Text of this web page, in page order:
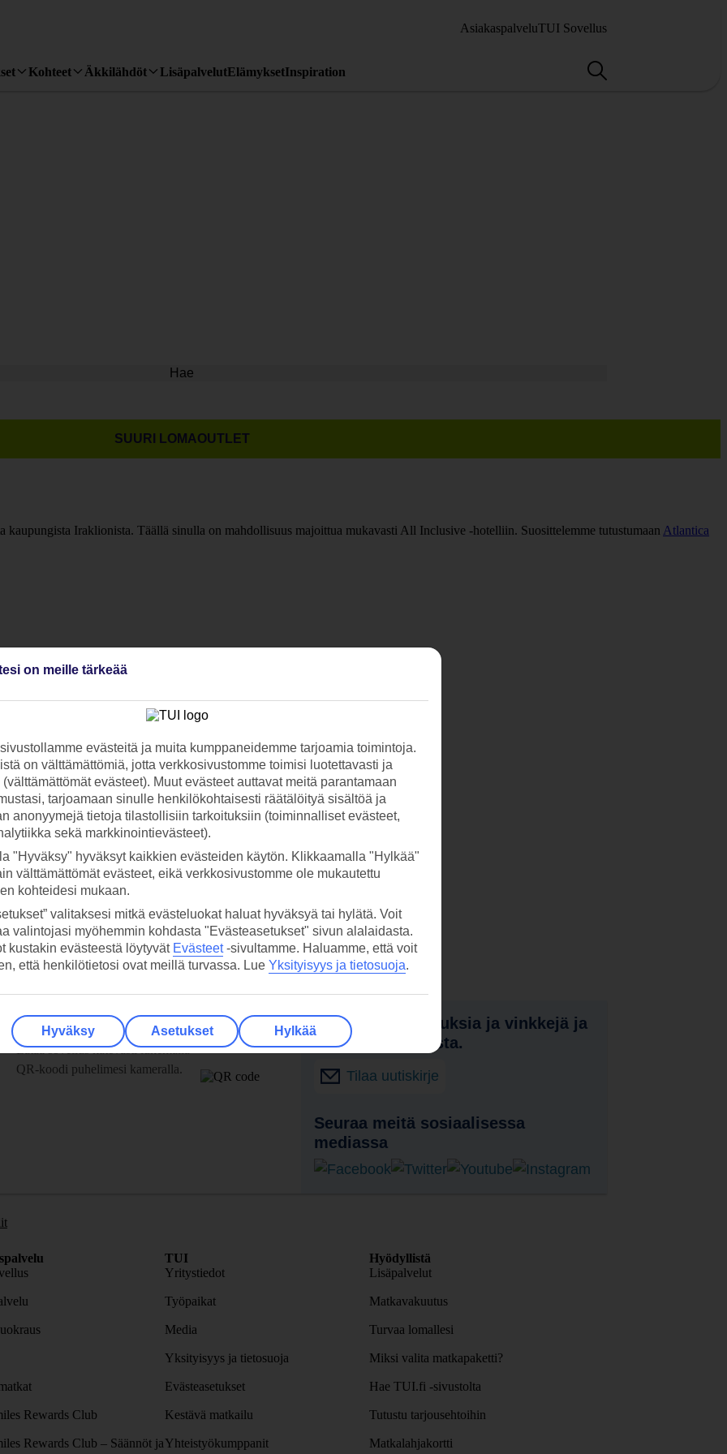
AsiakaspalveluTUI Sovellus
Kohteet Äkkilähdöt LisäpalvelutElämyksetInspiration
Hae
SUURI LOMAOUTLET
kaupungista Iraklionista. Täällä sinulla on mahdollisuus majoittua mukavasti All Inclusive -hotelliin. Suosittelemme tutustumaan Atlantica
TUI-sovellus nyt!
Lataa sovellus kätevästi lukemalla
QR-koodi puhelimesi kameralla.
Vastaanota tarjouksia ja vinkkejä ja
tietoja uutuuksista.
Tilaa uutiskirje
Seuraa meitä sosiaalisessa
mediassa
Rewards Club
Rewards Club – Säännöt ja
TUI
Yritystiedot
Työpaikat
Media
Yksityisyys ja tietosuoja
Evästeasetukset
Kestävä matkailu
Yhteistyökumppanit
Hyödyllistä
Lisäpalvelut
Matkavakuutus
Turvaa lomallesi
Miksi valita matkapaketti?
Hae TUI.fi -sivustolta
Tutustu tarjousehtoihin
Matkalahjakortti
on meille tärkeää
evästeitä ja muita kumppaneidemme tarjoamia toimintoja.
on välttämättömiä, jotta verkkosivustomme toimisi luotettavasti ja
evästeet). Muut evästeet auttavat meitä parantamaan
tarjoamaan sinulle henkilökohtaisesti räätälöityä sisältöä ja
anonyymejä tietoja tilastollisiin tarkoituksiin (toiminnalliset evästeet,
sekä markkinointievästeet).
"Hyväksy" hyväksyt kaikkien evästeiden käytön. Klikkaamalla "Hylkää"
välttämättömät evästeet, eikä verkkosivustomme ole mukautettu
kohteidesi mukaan.
valitaksesi mitkä evästeluokat haluat hyväksyä tai hylätä. Voit
valintojasi myöhemmin kohdasta "Evästeasetukset" sivun alalaidasta.
kustakin evästeestä löytyvät Evästeet-sivultamme. Haluamme, että voit
että henkilötietosi ovat meillä turvassa. Lue Yksityisyys ja tietosuoja.
Hyväksy Asetukset Hylkää